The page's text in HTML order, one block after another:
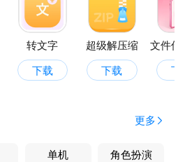
转文字
下载
超级解压缩
下载
更多
单机 角色扮演